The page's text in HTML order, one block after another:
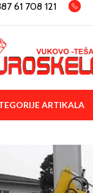
61 708 121
ARTIKALA